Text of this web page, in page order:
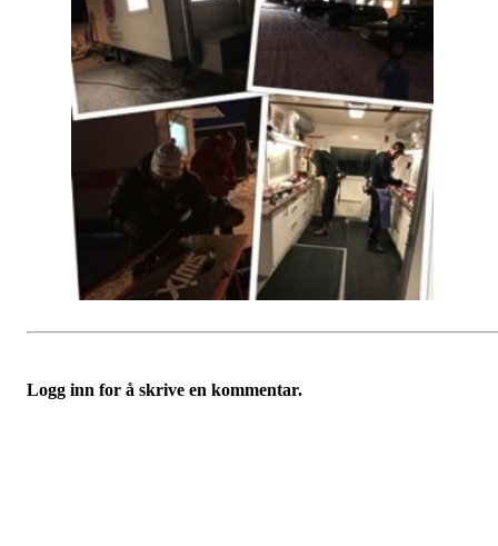
Logg inn for å skrive en kommentar.